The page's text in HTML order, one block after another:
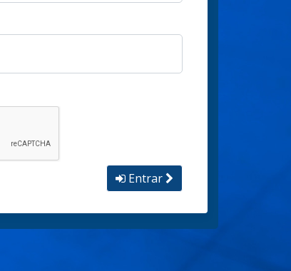
Entrar